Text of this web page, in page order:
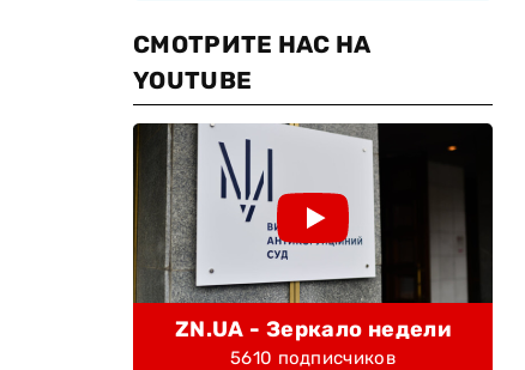
СМОТРИТЕ НАС НА
YOUTUBE
ZN.UA - Зеркало недели
5610 подписчиков